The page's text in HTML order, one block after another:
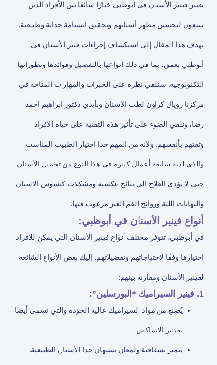
يعتبر فينير الأسنان في أبوظبي خيارًا شائعًا بين الأفراد الذين
يسعون لتحسين مظهر أسنانهم وتحقيق ابتسامة جذابة وطبيعية.
يهدف هذا المقال إلى استكشاف إجراءات فنير الأسنان في
أبوظبي بعمق، بما في ذلك أنواعها بالتفصيل وفوائدها وتطوراتها
التكنولوجية. سنلقي نظرة على الخبرات والمهارات المتاحة في
مركزنا رويال كراون لطب الاسنان وبأيدي دكتور ابراهيم احمد
رضا، ونلقي الضوء على تأثير هذه التقنية على حياة الأفراد
وثقتهم بأنفسهم. ولأنه من المهم جدا اختيار الطبيب المناسب
والذي لديه سابقة أعمال كبيرة في هذا النوع من تجميل الأسنان,
حتى لا يؤدي العلاج الي نتائج عكسية ومشكلات كتسوس الاسنان
والتهابات اللثة وروائح الفم الغير مرغوب فيها.
أنواع فينير الأسنان في أبوظبي:
في أبوظبي، تتوفر مختلف أنواع فينير الأسنان التي يمكن للأفراد
اختيارها وفقًا لاحتياجاتهم وتفضيلاتهم. إليك بعض الأنواع الشائعة
لفينير الأسنان ومقارنة بينهم:
1. فينير السيراميك “البورسلين”:
يُصنع من مواد السيراميك عالية الجودة والتي تسمى أيضا
بفينير الايماكس.
يتميز بشفافية ولمعان يشبهان جدا الأسنان الطبيعية.